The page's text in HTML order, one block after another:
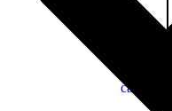
carrello